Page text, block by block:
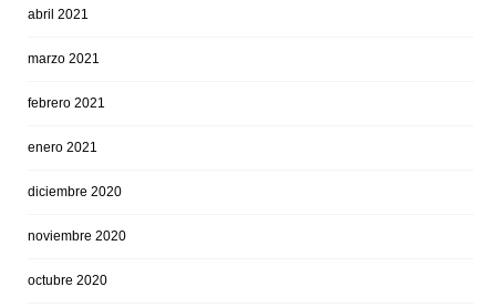
abril 2021
marzo 2021
febrero 2021
enero 2021
diciembre 2020
noviembre 2020
octubre 2020